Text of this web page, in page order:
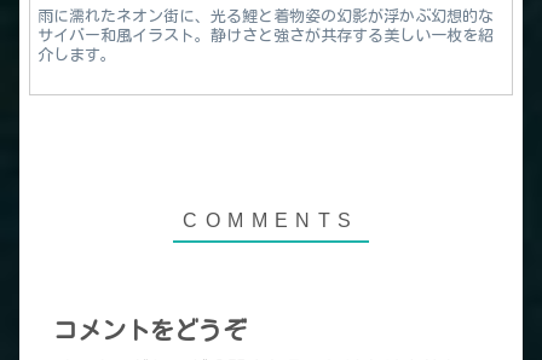
雨に濡れたネオン街に、光る鯉と着物姿の幻影が浮かぶ幻想的な
サイバー和風イラスト。静けさと強さが共存する美しい一枚を紹
介します。
コメントをどうぞ